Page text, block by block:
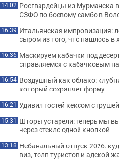
14:02 Росгвардейцы из Мурманска
СЗФО по боевому самбо в
16:39 Итальянская импровизация:
сыром из того, что нашлось в
16:36 Маскируем кабачки под
справляемся с кабачковым
16:54 Воздушный как облако:
который сохраняет форму
16:21 Удивил гостей кексом с
15:31 Шторы устарели: теперь мы
через стекло одной кнопкой
13:18 Небанальный отпуск 2026:
виз, толп туристов и адской